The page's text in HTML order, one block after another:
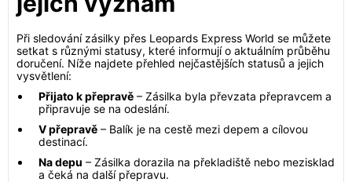
Při sledování zásilky přes Leopards Express World se můžete
setkat s různými statusy, které informují o aktuálním průběhu
doručení. Níže najdete přehled nejčastějších statusů a jejich
vysvětlení:
Přijato k přepravě – Zásilka byla převzata přepravcem a
připravuje se na odeslání.
V přepravě – Balík je na cestě mezi depem a cílovou
destinací.
Na depu – Zásilka dorazila na překladiště nebo mezisklad
a čeká na další přepravu.